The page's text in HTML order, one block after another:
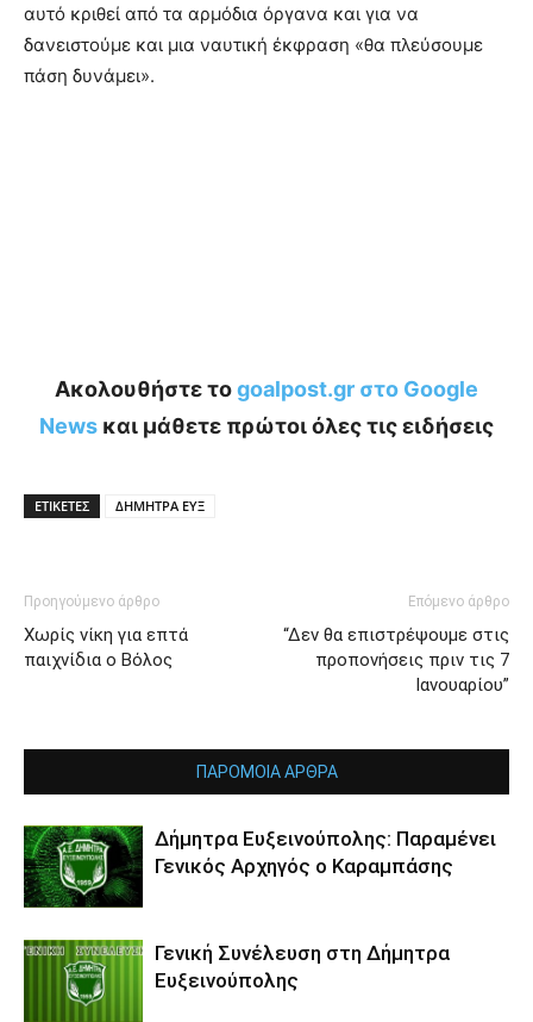
αυτό κριθεί από τα αρμόδια όργανα και για να
δανειστούμε και μια ναυτική έκφραση «θα πλεύσουμε
πάση δυνάμει».
Ακολουθήστε τοgoalpost.gr στο Google
News και μάθετε πρώτοι όλες τις ειδήσεις
ΕΤΙΚΕΤΕΣ ΔΗΜΗΤΡΑ ΕΥΞ
Προηγούμενο άρθρο
Χωρίς νίκη για επτά
παιχνίδια ο Βόλος
Επόμενο άρθρο
“Δεν θα επιστρέψουμε στις
προπονήσεις πριν τις 7
Ιανουαρίου”
ΠΑΡΟΜΟΙΑ ΑΡΘΡΑ
Δήμητρα Ευξεινούπολης: Παραμένει
Γενικός Αρχηγός ο Καραμπάσης
Γενική Συνέλευση στη Δήμητρα
Ευξεινούπολης